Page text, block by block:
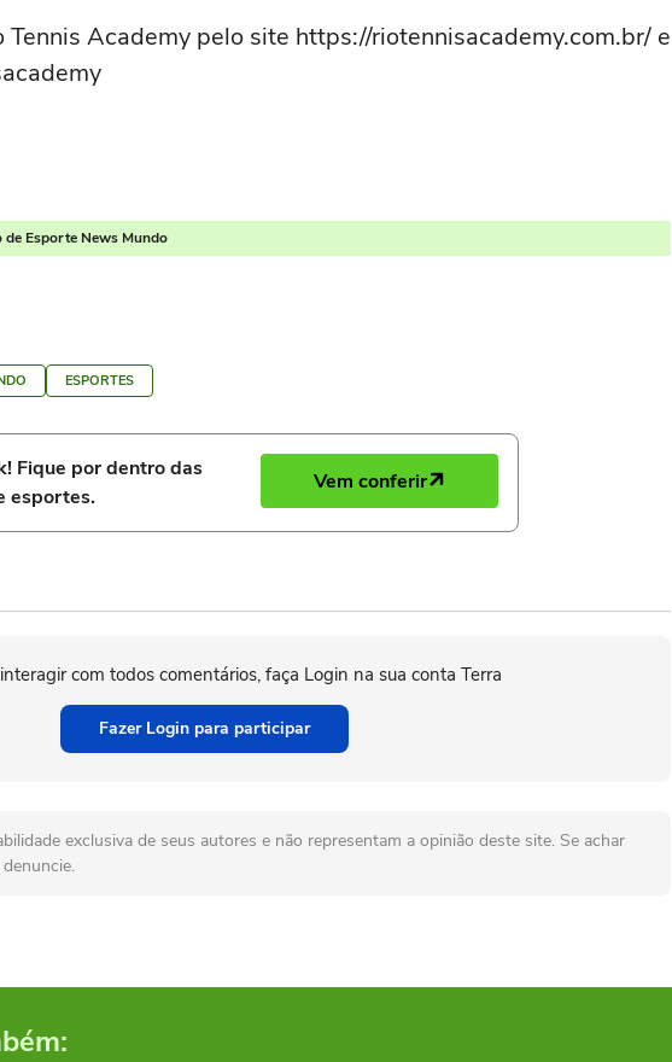
Tennis Academy pelo site https://riotennisacademy.com.br/ e
Esporte News Mundo
ESPORTES
Fique por dentro das
esportes.
Vem conferir
com todos comentários, faça Login na sua conta Terra
Fazer Login para participar
exclusiva de seus autores e não representam a opinião deste site. Se achar